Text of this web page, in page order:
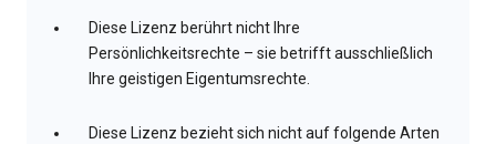
Diese Lizenz berührt nicht Ihre
Persönlichkeitsrechte – sie betrifft ausschließlich
Ihre geistigen Eigentumsrechte.
Diese Lizenz bezieht sich nicht auf folgende Arten